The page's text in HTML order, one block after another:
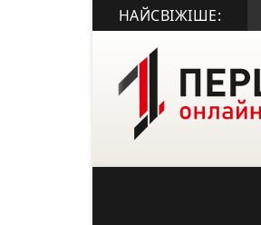
НАЙСВІЖІШЕ: